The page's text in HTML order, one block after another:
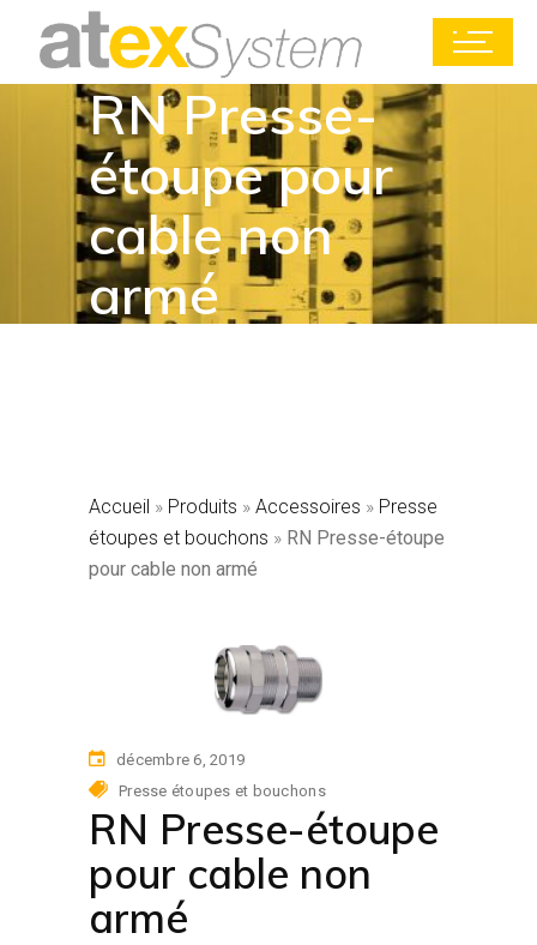
RN Presse-
étoupe pour
cable non
armé
Accueil » Produits » Accessoires » Presse
étoupes et bouchons » RN Presse-étoupe
pour cable non armé
décembre 6, 2019
Presse étoupes et bouchons
RN Presse-étoupe
pour cable non
armé